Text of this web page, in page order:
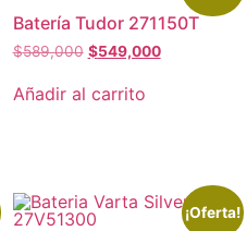
Batería Tudor 271150T
$589,000 $549,000
Añadir al carrito
¡Oferta!